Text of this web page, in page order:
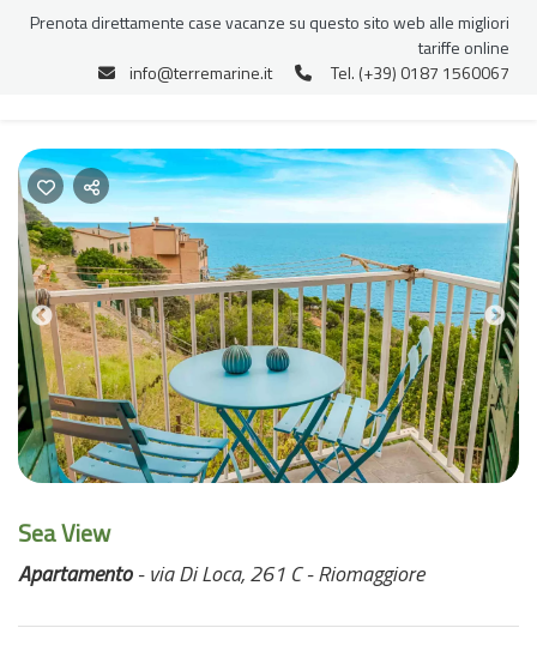
Previous
Sea View
Apartamento- via Di Loca, 261 C - Riomaggiore
Prenota direttamente case vacanze su questo sito web alle migliori
tariffe online
info@terremarine.it
Tel. (+39) 0187 1560067